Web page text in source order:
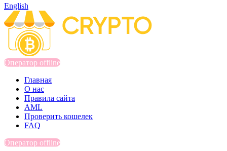
English
Оператор offline
Главная
О нас
Правила сайта
AML
Проверить кошелек
FAQ
Оператор offline